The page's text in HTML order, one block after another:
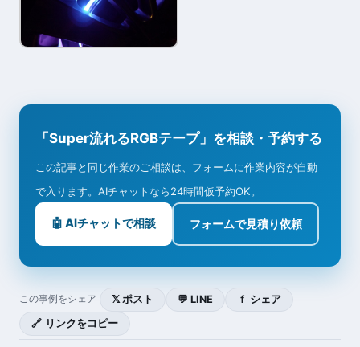
「Super流れるRGBテープ」を相談・予約する
この記事と同じ作業のご相談は、フォームに作業内容が自動
で入ります。AIチャットなら24時間仮予約OK。
🤖 AIチャットで相談 フォームで見積り依頼
この事例をシェア 𝕏 ポスト 💬 LINE
ｆ シェア
🔗 リンクをコピー